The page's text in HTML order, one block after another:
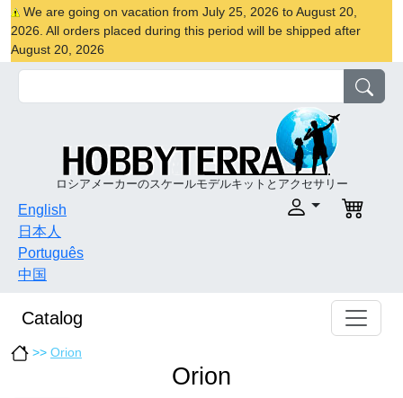
We are going on vacation from July 25, 2026 to August 20,
2026. All orders placed during this period will be shipped after
August 20, 2026
ロシアメーカーのスケールモデルキットとアクセサリー
English
日本人
Português
中国
Catalog
>> Orion
Orion